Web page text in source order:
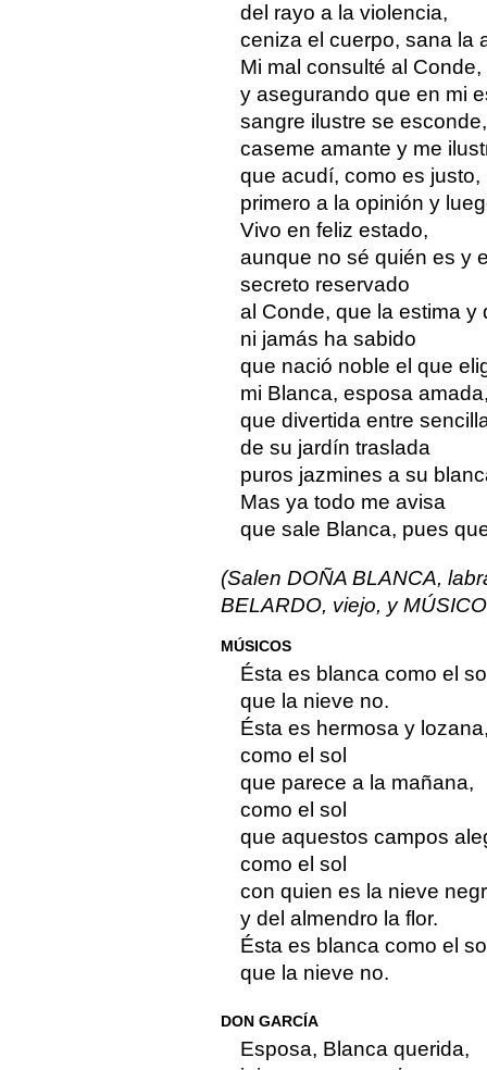
del rayo a la violencia,
ceniza el cuerpo, sana la
Mi mal consulté al Conde,
y asegurando que en mi
sangre ilustre se esconde,
caseme amante y me
que acudí, como es justo,
primero a la opinión y
Vivo en feliz estado,
aunque no sé quién es y
secreto reservado
al Conde, que la estima y
ni jamás ha sabido
que nació noble el que
mi Blanca, esposa
que divertida entre
de su jardín traslada
puros jazmines a su
Mas ya todo me avisa
que sale Blanca, pues
(Salen DOÑA BLANCA,
BELARDO, viejo, y
MÚSICOS
Ésta es blanca como el
que la nieve no.
Ésta es hermosa y
como el sol
que parece a la mañana,
como el sol
que aquestos campos
como el sol
con quien es la nieve
y del almendro la flor.
Ésta es blanca como el
que la nieve no.
DON GARCÍA
Esposa, Blanca querida,